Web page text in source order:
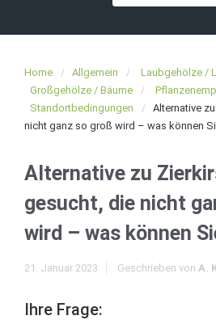
Home Allgemein
Laubgehölze /
Großgehölze / Bäume
Standortbedingungen
Alternative
nicht ganz so groß wird – was können
Alternative zu
gesucht, die nicht
wird – was können
21. Januar 2023 Geschrieben von A.
Ihre Frage: